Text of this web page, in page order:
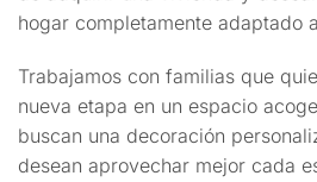
hogar completamente adaptado
Trabajamos con familias que
nueva etapa en un espacio
buscan una decoración
desean aprovechar mejor cada